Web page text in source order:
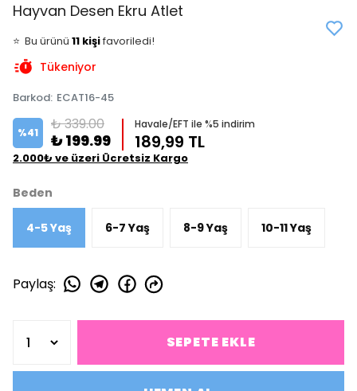
Hayvan Desen Ekru Atlet
Şu an
⭐️ Bu ürünü 11 kişifavoriledi!
🛒 7 kişisepetine ekledi!
Bugün 2 adet
Tükeniyor
Barkod: ECAT16-45
%41 ₺ 339.00
₺ 199.99
Havale/EFT ile %5 indirim
189,99 TL
2.000₺ ve üzeri Ücretsiz Kargo
Beden
4-5 Yaş 6-7 Yaş 8-9 Yaş 10-11 Yaş
Paylaş:
SEPETE EKLE